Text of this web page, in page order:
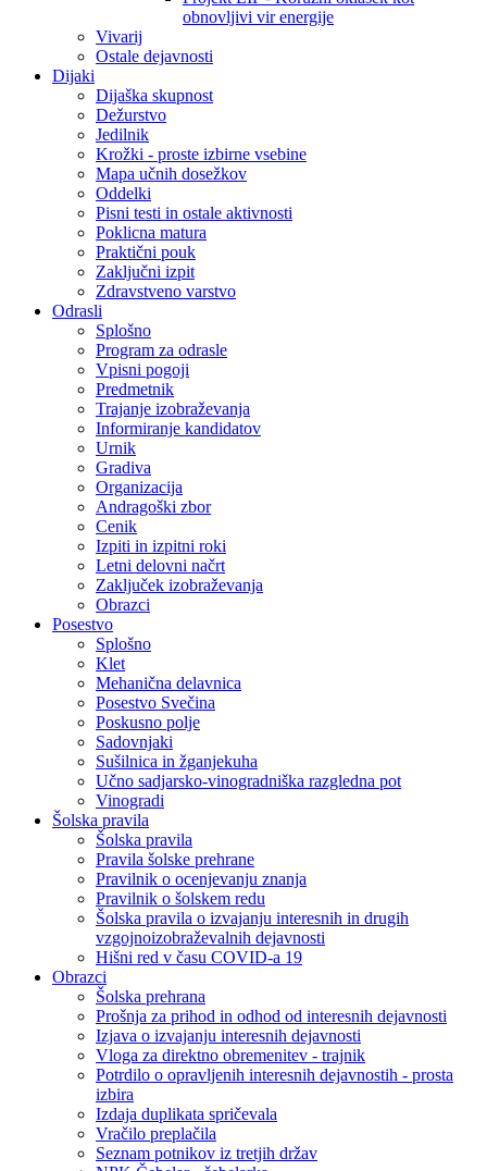
obnovljivi vir energije
Vivarij
Ostale dejavnosti
Dijaki
Dijaška skupnost
Dežurstvo
Jedilnik
Krožki - proste izbirne vsebine
Mapa učnih dosežkov
Oddelki
Pisni testi in ostale aktivnosti
Poklicna matura
Praktični pouk
Zaključni izpit
Zdravstveno varstvo
Odrasli
Splošno
Program za odrasle
Vpisni pogoji
Predmetnik
Trajanje izobraževanja
Informiranje kandidatov
Urnik
Gradiva
Organizacija
Andragoški zbor
Cenik
Izpiti in izpitni roki
Letni delovni načrt
Zaključek izobraževanja
Obrazci
Posestvo
Splošno
Klet
Mehanična delavnica
Posestvo Svečina
Poskusno polje
Sadovnjaki
Sušilnica in žganjekuha
Učno sadjarsko-vinogradniška razgledna pot
Vinogradi
Šolska pravila
Šolska pravila
Pravila šolske prehrane
Pravilnik o ocenjevanju znanja
Pravilnik o šolskem redu
Šolska pravila o izvajanju interesnih in drugih
vzgojnoizobraževalnih dejavnosti
Hišni red v času COVID-a 19
Obrazci
Šolska prehrana
Prošnja za prihod in odhod od interesnih dejavnosti
Izjava o izvajanju interesnih dejavnosti
Vloga za direktno obremenitev - trajnik
Potrdilo o opravljenih interesnih dejavnostih - prosta
izbira
Izdaja duplikata spričevala
Vračilo preplačila
Seznam potnikov iz tretjih držav